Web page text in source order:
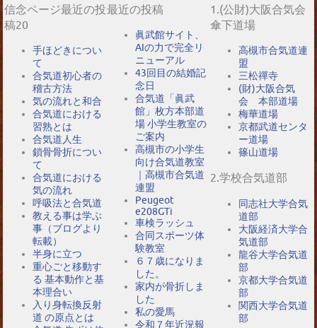
信念ページ最近の投
稿20
手ほどきについ
て
合気道初心者の
稽古方法
気の流れと和合
合気道における
習熟とは
合気道人生
鎖骨骨折につい
て
合気道における
気の流れ
呼吸法と合気道
教える事は学ぶ
事（ブログより
転載）
半身に立つ
重心ごと移動す
る 基本動作と基
本理合い
入り身転換反射
道 の原点とは
最近の投稿
眞武館サイト、
AIの力で完全リ
ニューアル
43回目の結婚記
念日
合気道「眞武
館」枚方本部道
場 小学生教室の
ご案内
高槻市の小学生
向け合気道教室
｜高槻市合気道
連盟
Peugeot
e208GTi
車検ラッシュ
合同スポーツ体
験教室
６７歳になりま
した。
家内が骨折しま
した
私の愛馬
令和７年近況報
1.(公財)大阪合気会
傘下道場
高槻市合気道連
盟
三松禪寺
(財)大阪合気
会 本部道場
梅華道場
京都武道センタ
ー道場
篠山道場
2.学校合気道部
同志社大学合気
道部
大阪経済大学合
気道部
龍谷大学合気道
部
京都大学合気道
部
関西大学合気道
部